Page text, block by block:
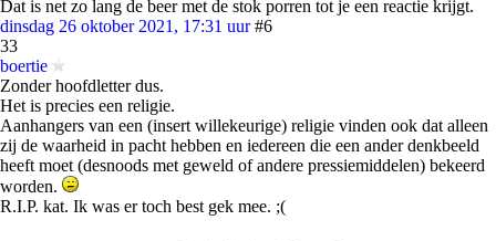
Dat is net zo lang de beer met de stok porren tot je een reactie krijgt.
dinsdag 26 oktober 2021, 17:31 uur #6
33
boertie
Zonder hoofdletter dus.
Het is precies een religie.
Aanhangers van een (insert willekeurige) religie vinden ook dat alleen
zij de waarheid in pacht hebben en iedereen die een ander denkbeeld
heeft moet (desnoods met geweld of andere pressiemiddelen) bekeerd
worden.
R.I.P. kat. Ik was er toch best gek mee. ;(